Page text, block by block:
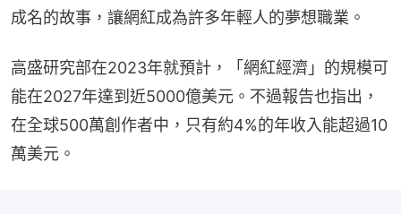
成名的故事，讓網紅成為許多年輕人的夢想職業。
高盛研究部在2023年就預計，「網紅經濟」的規模可
能在2027年達到近5000億美元。不過報告也指出，
在全球500萬創作者中，只有約4%的年收入能超過10
萬美元。